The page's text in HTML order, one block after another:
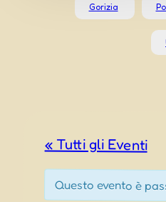
Gorizia
« Tutti gli Eventi
Questo evento è